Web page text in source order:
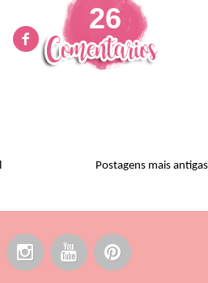
26
Postagens mais antigas